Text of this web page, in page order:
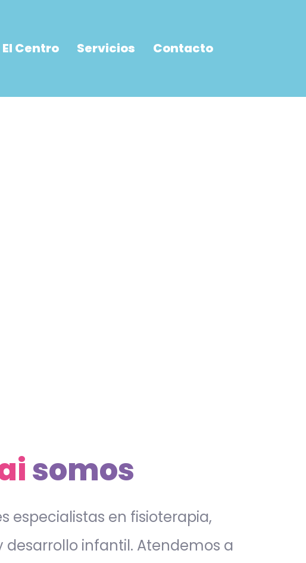
El Centro Servicios Contacto
somos
especialistas en fisioterapia,
desarrollo infantil. Atendemos a